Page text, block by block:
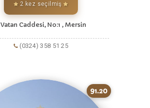
2 kez seçilmiş
Vatan Caddesi, No:1 , Mersin
(0324) 358 51 25
91.20